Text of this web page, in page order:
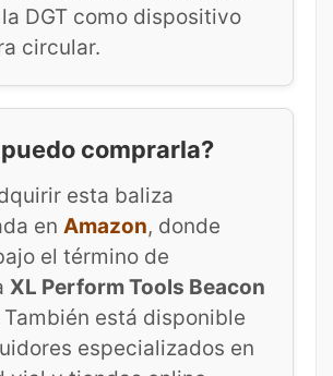
DGT como dispositivo
circular.
comprarla?
esta baliza
en Amazon, donde
el término de
XL Perform Tools Beacon
También está disponible
especializados en